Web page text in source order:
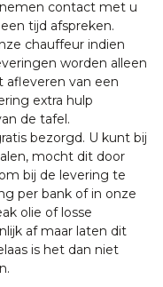
contact met u
tijd afspreken.
chauffeur indien
worden alleen
afleveren van een
extra hulp
de tafel.
bezorgd. U kunt bij
mocht dit door
bij de levering te
per bank of in onze
olie of losse
af maar laten dit
is het dan niet